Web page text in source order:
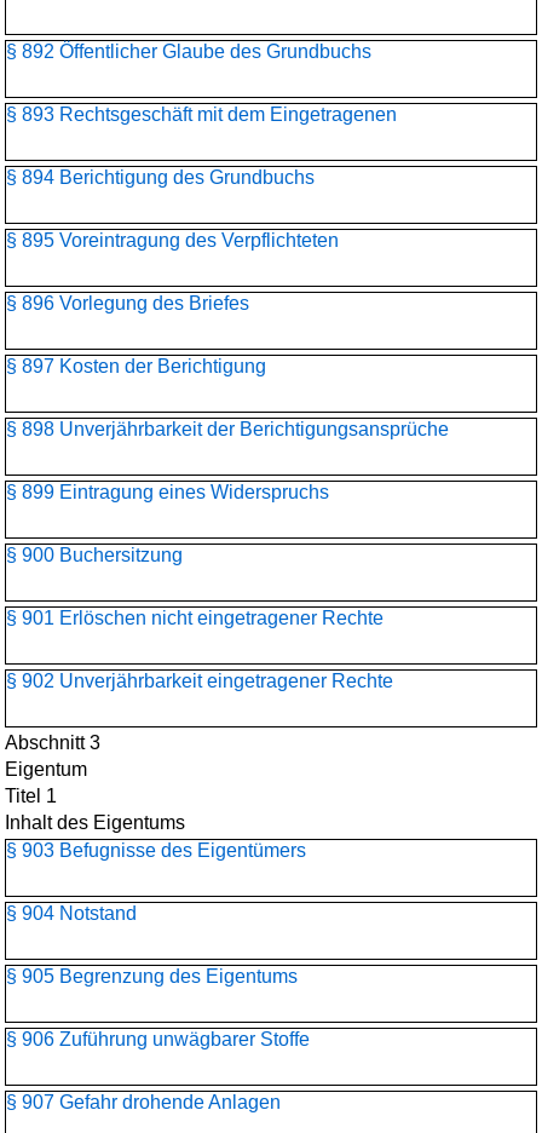
§ 892 Öffentlicher Glaube des Grundbuchs
§ 893 Rechtsgeschäft mit dem Eingetragenen
§ 894 Berichtigung des Grundbuchs
§ 895 Voreintragung des Verpflichteten
§ 896 Vorlegung des Briefes
§ 897 Kosten der Berichtigung
§ 898 Unverjährbarkeit der Berichtigungsansprüche
§ 899 Eintragung eines Widerspruchs
§ 900 Buchersitzung
§ 901 Erlöschen nicht eingetragener Rechte
§ 902 Unverjährbarkeit eingetragener Rechte
Abschnitt 3
Eigentum
Titel 1
Inhalt des Eigentums
§ 903 Befugnisse des Eigentümers
§ 904 Notstand
§ 905 Begrenzung des Eigentums
§ 906 Zuführung unwägbarer Stoffe
§ 907 Gefahr drohende Anlagen